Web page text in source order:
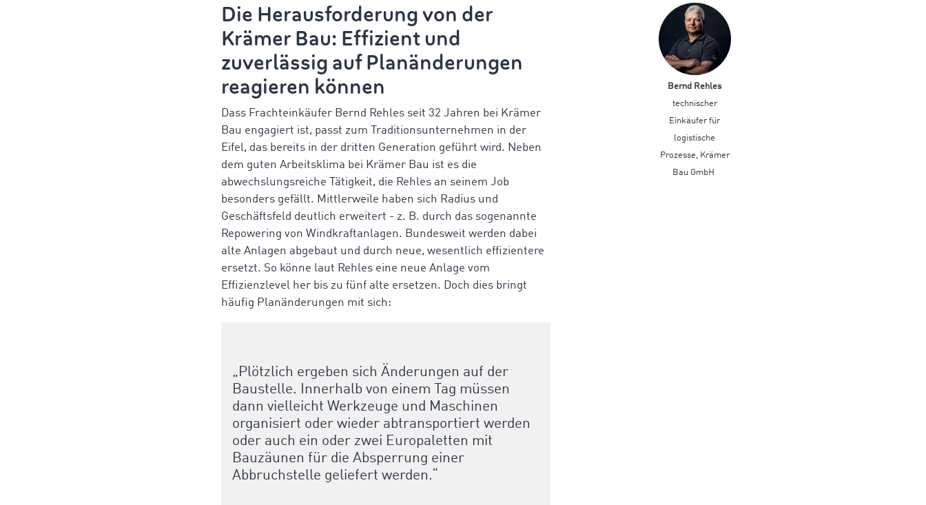
Die Herausforderung von der
Krämer Bau: Effizient und
zuverlässig auf Planänderungen
reagieren können
Dass Frachteinkäufer Bernd Rehles seit 32 Jahren bei Krämer
Bau engagiert ist, passt zum Traditionsunternehmen in der
Eifel, das bereits in der dritten Generation geführt wird. Neben
dem guten Arbeitsklima bei Krämer Bau ist es die
abwechslungsreiche Tätigkeit, die Rehles an seinem Job
besonders gefällt. Mittlerweile haben sich Radius und
Geschäftsfeld deutlich erweitert - z. B. durch das sogenannte
Repowering von Windkraftanlagen. Bundesweit werden dabei
alte Anlagen abgebaut und durch neue, wesentlich effizientere
ersetzt. So könne laut Rehles eine neue Anlage vom
Effizienzlevel her bis zu fünf alte ersetzen. Doch dies bringt
häufig Planänderungen mit sich:
„Plötzlich ergeben sich Änderungen auf der
Baustelle. Innerhalb von einem Tag müssen
dann vielleicht Werkzeuge und Maschinen
organisiert oder wieder abtransportiert werden
oder auch ein oder zwei Europaletten mit
Bauzäunen für die Absperrung einer
Abbruchstelle geliefert werden.“
Bernd Rehles
technischer
Einkäufer für
logistische
Prozesse, Krämer
Bau GmbH